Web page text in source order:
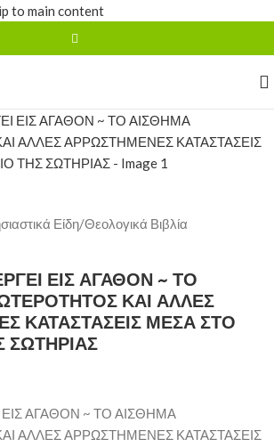
to main content
Είδη/Θεολογικά Βιβλία
ΕΙΣ ΑΓΑΘΟΝ ~ ΤΟ
ΚΑΙ ΑΛΛΕΣ
ΚΑΤΑΣΤΑΣΕΙΣ ΜΕΣΑ ΣΤΟ
ΣΩΤΗΡΙΑΣ
ΑΓΑΘΟΝ ~ ΤΟ ΑΙΣΘΗΜΑ
ΑΛΛΕΣ ΑΡΡΩΣΤΗΜΕΝΕΣ ΚΑΤΑΣΤΑΣΕΙΣ